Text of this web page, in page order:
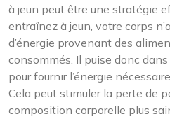
à jeun peut être une stratégie
entraînez à jeun, votre corps
d’énergie provenant des
consommés. Il puise donc
pour fournir l’énergie
Cela peut stimuler la perte de
composition corporelle plus